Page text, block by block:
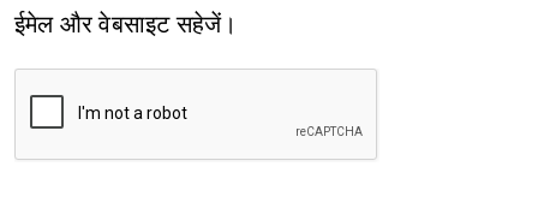
ईमेल और वेबसाइट सहेजें।